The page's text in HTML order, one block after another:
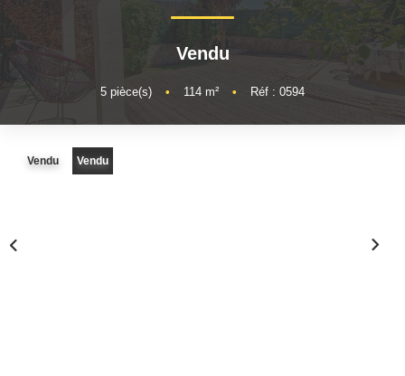
NOTRE AGENCE
Vendu
5 pièce(s) • 114 m² • Réf : 0594
Vendu Vendu